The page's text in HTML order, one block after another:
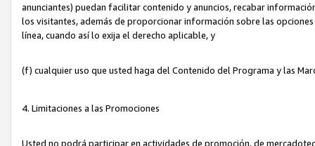
anunciantes) puedan facilitar contenido y anuncios, recabar
los visitantes, además de proporcionar información sobre las
línea, cuando así lo exija el derecho aplicable, y
(f) cualquier uso que usted haga del Contenido del Programa y las
4. Limitaciones a las Promociones
Usted no podrá participar en actividades de promoción, de